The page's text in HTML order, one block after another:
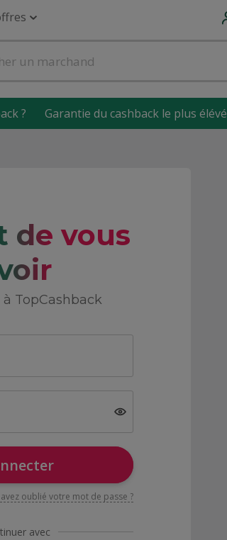
? Garantie du cashback le plus élévé
de vous
TopCashback
oublié votre mot de passe ?
avec